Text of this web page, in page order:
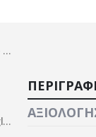
Βιδες Για Apple iPhone 3G - 3GS Set 25 Τεμαχια Ασημενιες
BT02 OEM - Bluetooth Dongle Mini Class II